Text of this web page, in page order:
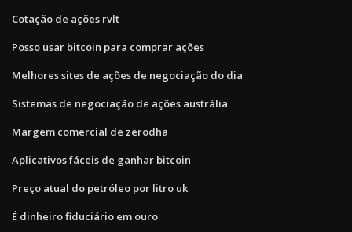
Cotação de ações rvlt
Posso usar bitcoin para comprar ações
Melhores sites de ações de negociação do dia
Sistemas de negociação de ações austrália
Margem comercial de zerodha
Aplicativos fáceis de ganhar bitcoin
Preço atual do petróleo por litro uk
É dinheiro fiduciário em ouro